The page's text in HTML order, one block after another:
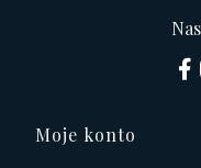
Linki w
Moje konto